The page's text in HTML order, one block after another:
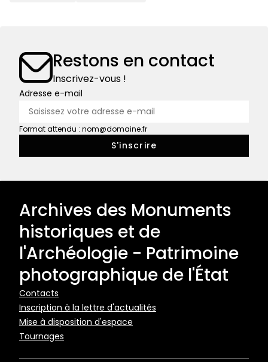
Restons en contact
Inscrivez-vous !
Adresse e-mail
Format attendu : nom@domaine.fr
Archives des Monuments
historiques et de
l'Archéologie - Patrimoine
photographique de l'État
Pied
de
page
Contacts
Inscription à la lettre d'actualités
Mise à disposition d'espace
Tournages